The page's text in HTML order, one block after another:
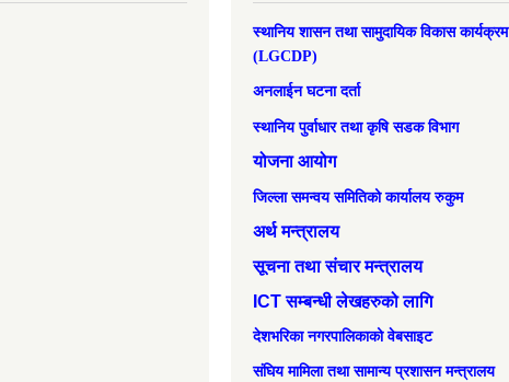
स्थानिय शासन तथा सामुदायिक विकास कार्यक्रम
(LGCDP)
अनलाईन घटना दर्ता
स्थानिय पुर्वाधार तथा कृषि सडक विभाग
योजना आयोग
जिल्ला समन्वय समितिको कार्यालय रुकुम
अर्थ मन्त्रालय
सूचना तथा संचार मन्त्रालय
ICT सम्बन्धी लेखहरुको लागि
देशभरिका नगरपालिकाको वेबसाइट
संघिय मामिला तथा सामान्‍य प्रशासन मन्त्रालय